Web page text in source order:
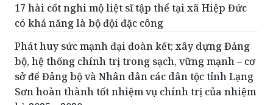
17 hài cốt nghi mộ liệt sĩ tập thể tại xã Hiệp Đức
có khả năng là bộ đội đặc công
Phát huy sức mạnh đại đoàn kết; xây dựng Đảng
bộ, hệ thống chính trị trong sạch, vững mạnh – cơ
sở để Đảng bộ và Nhân dân các dân tộc tỉnh Lạng
Sơn hoàn thành tốt nhiệm vụ chính trị của nhiệm